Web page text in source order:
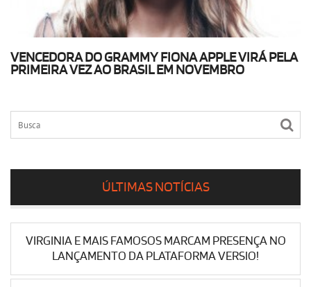
VENCEDORA DO GRAMMY FIONA APPLE VIRÁ PELA
PRIMEIRA VEZ AO BRASIL EM NOVEMBRO
ÚLTIMAS NOTÍCIAS
VIRGINIA E MAIS FAMOSOS MARCAM PRESENÇA NO
LANÇAMENTO DA PLATAFORMA VERSIO!